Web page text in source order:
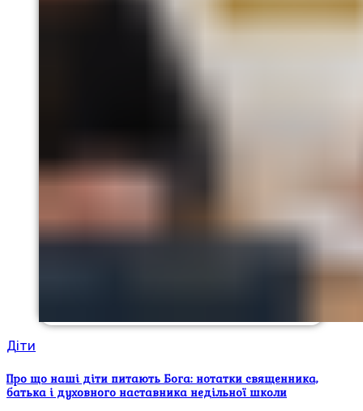
Діти
Про що наші діти питають Бога: нотатки священника,
батька і духовного наставника недільної школи